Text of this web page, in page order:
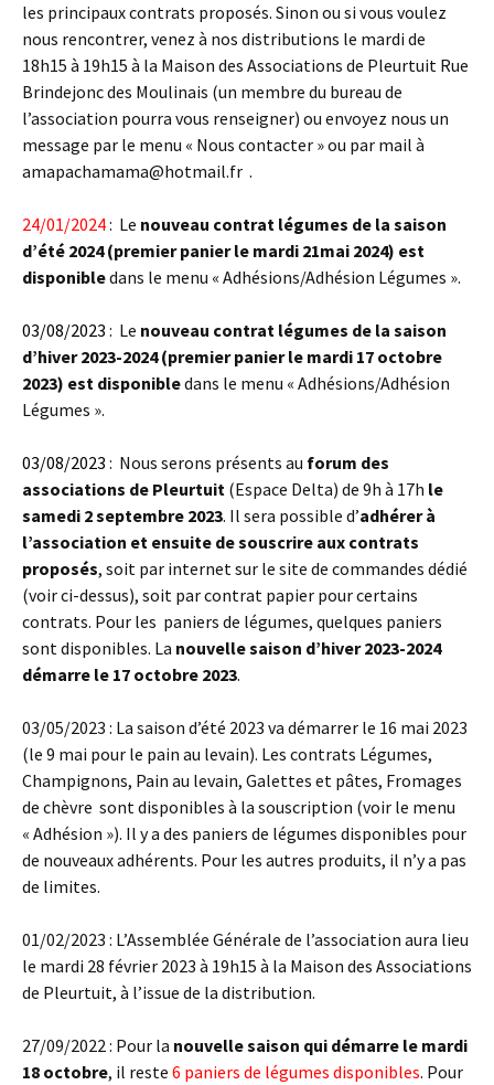
les principaux contrats proposés. Sinon ou si vous voulez
nous rencontrer, venez à nos distributions le mardi de
18h15 à 19h15 à la Maison des Associations de Pleurtuit Rue
Brindejonc des Moulinais (un membre du bureau de
l’association pourra vous renseigner) ou envoyez nous un
message par le menu « Nous contacter » ou par mail à
amapachamama@hotmail.fr .
24/01/2024: Le nouveau contrat légumes de la saison
d’été 2024 (premier panier le mardi 21mai 2024) est
disponibledans le menu « Adhésions/Adhésion Légumes ».
03/08/2023 : Le nouveau contrat légumes de la saison
d’hiver 2023-2024 (premier panier le mardi 17 octobre
2023) est disponibledans le menu « Adhésions/Adhésion
Légumes ».
03/08/2023 : Nous serons présents au forum des
associations de Pleurtuit (Espace Delta) de 9h à 17h le
samedi 2 septembre 2023. Il sera possible d’adhérer à
l’association et ensuite de souscrire aux contrats
proposés, soit par internet sur le site de commandes dédié
(voir ci-dessus), soit par contrat papier pour certains
contrats. Pour les paniers de légumes, quelques paniers
sont disponibles. La nouvelle saison d’hiver 2023-2024
démarre le 17 octobre 2023.
03/05/2023 : La saison d’été 2023 va démarrer le 16 mai 2023
(le 9 mai pour le pain au levain). Les contrats Légumes,
Champignons, Pain au levain, Galettes et pâtes, Fromages
de chèvre sont disponibles à la souscription (voir le menu
« Adhésion »). Il y a des paniers de légumes disponibles pour
de nouveaux adhérents. Pour les autres produits, il n’y a pas
de limites.
01/02/2023 : L’Assemblée Générale de l’association aura lieu
le mardi 28 février 2023 à 19h15 à la Maison des Associations
de Pleurtuit, à l’issue de la distribution.
27/09/2022 : Pour la nouvelle saison qui démarre le mardi
18 octobre, il reste 6 paniers de légumes disponibles. Pour